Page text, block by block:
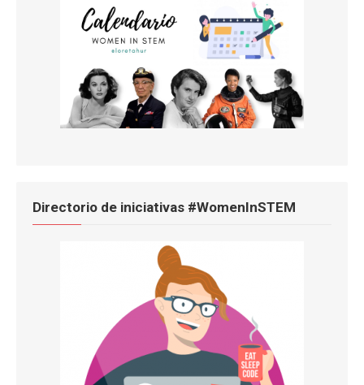
Directorio de iniciativas #WomenInSTEM